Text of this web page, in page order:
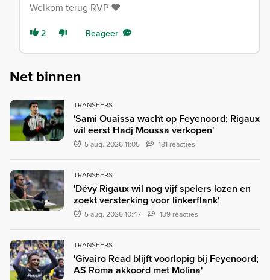
Welkom terug RVP ❤️
2 Reageer
Net binnen
TRANSFERS
'Sami Ouaissa wacht op Feyenoord; Rigaux
wil eerst Hadj Moussa verkopen'
5 aug. 2026 11:05 181 reacties
TRANSFERS
'Dévy Rigaux wil nog vijf spelers lozen en
zoekt versterking voor linkerflank'
5 aug. 2026 10:47 139 reacties
TRANSFERS
'Givairo Read blijft voorlopig bij Feyenoord;
AS Roma akkoord met Molina'